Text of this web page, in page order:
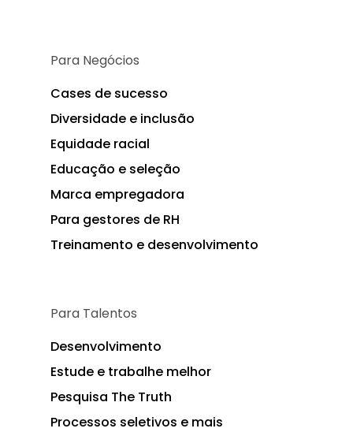
Para Negócios
Cases de sucesso
Diversidade e inclusão
Equidade racial
Educação e seleção
Marca empregadora
Para gestores de RH
Treinamento e desenvolvimento
Para Talentos
Desenvolvimento
Estude e trabalhe melhor
Pesquisa The Truth
Processos seletivos e mais